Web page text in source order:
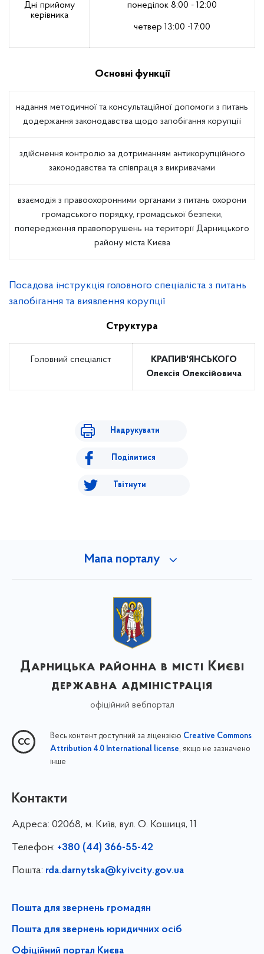
Дні прийому
керівника
понеділок 8:00 - 12:00
четвер 13:00 -17:00
Основні функції
надання методичної та консультаційної допомоги з питань
додержання законодавства щодо запобігання корупції
здійснення контролю за дотриманням антикорупційного
законодавства та співпраця з викривачами
взаємодія з правоохоронними органами з питань охорони
громадського порядку, громадської безпеки,
попередження правопорушень на території Дарницького
району міста Києва
Посадова інструкція головного спеціаліста з питань
запобігання та виявлення корупції
Структура
Головний спеціаліст
КРАПИВ'ЯНСЬКОГО
Олексія Олексійовича
Надрукувати
Поділитися
Твітнути
Мапа порталу
Дарницька районна в місті Києві
державна адміністрація
офіційний вебпортал
Весь контент доступний за ліцензією Creative Commons
Attribution 4.0 International license, якщо не зазначено
інше
Контакти
Адреса: 02068, м. Київ, вул. О. Кошиця, 11
Телефон: +380 (44) 366-55-42
Пошта: rda.darnytska@kyivcity.gov.ua
Пошта для звернень громадян
Пошта для звернень юридичних осіб
Офіційний портал Києва